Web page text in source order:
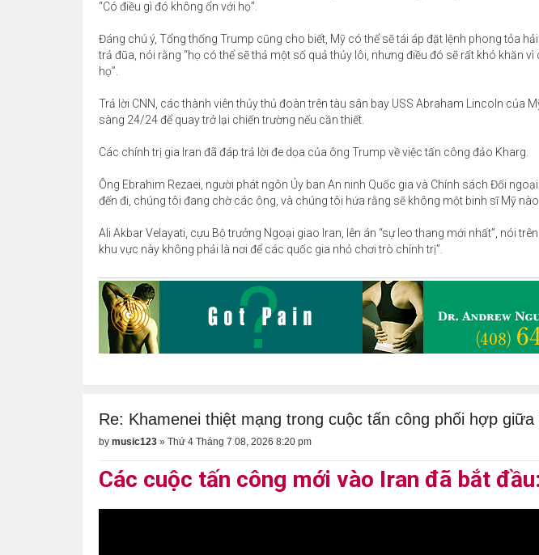
“Có điều gì đó không ổn với họ”.
Đáng chú ý, Tổng thống Trump cũng cho biết, Mỹ có thể sẽ tái áp đặt lệnh phong tỏa
trả đũa, nói rằng “họ có thể sẽ thả một số quả thủy lôi, nhưng điều đó sẽ rất khó khăn
họ”.
Trả lời CNN, các thành viên thủy thủ đoàn trên tàu sân bay USS Abraham Lincoln của
sàng 24/24 để quay trở lại chiến trường nếu cần thiết.
Các chính trị gia Iran đã đáp trả lời đe dọa của ông Trump về việc tấn công đảo Kharg.
Ông Ebrahim Rezaei, người phát ngôn Ủy ban An ninh Quốc gia và Chính sách Đối
đến đi, chúng tôi đang chờ các ông, và chúng tôi hứa rằng sẽ không một binh sĩ Mỹ
Ali Akbar Velayati, cựu Bộ trưởng Ngoại giao Iran, lên án “sự leo thang mới nhất”, nói
khu vực này không phải là nơi để các quốc gia nhỏ chơi trò chính trị”.
Re: Khamenei thiệt mạng trong cuộc tấn công phối hợp
by music123 » Thứ 4 Tháng 7 08, 2026 8:20 pm
Các cuộc tấn công mới vào Iran đã bắt